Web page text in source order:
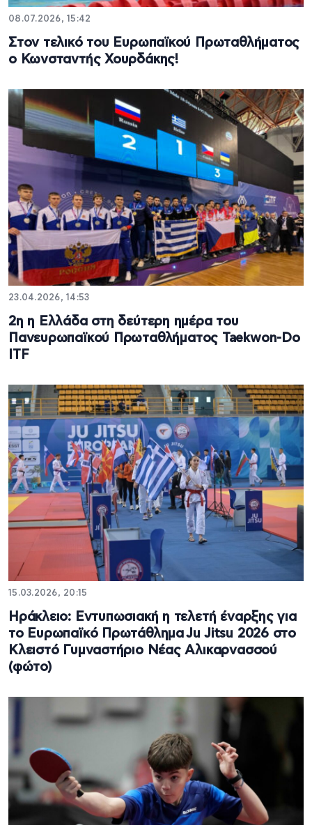
08.07.2026, 15:42
Στον τελικό του Ευρωπαϊκού Πρωταθλήματος
ο Κωνσταντής Χουρδάκης!
23.04.2026, 14:53
2η η Ελλάδα στη δεύτερη ημέρα του
Πανευρωπαϊκού Πρωταθλήματος Taekwon-Do
ITF
15.03.2026, 20:15
Ηράκλειο: Εντυπωσιακή η τελετή έναρξης για
το Ευρωπαϊκό Πρωτάθλημα Ju Jitsu 2026 στο
Κλειστό Γυμναστήριο Νέας Αλικαρνασσού
(φώτο)